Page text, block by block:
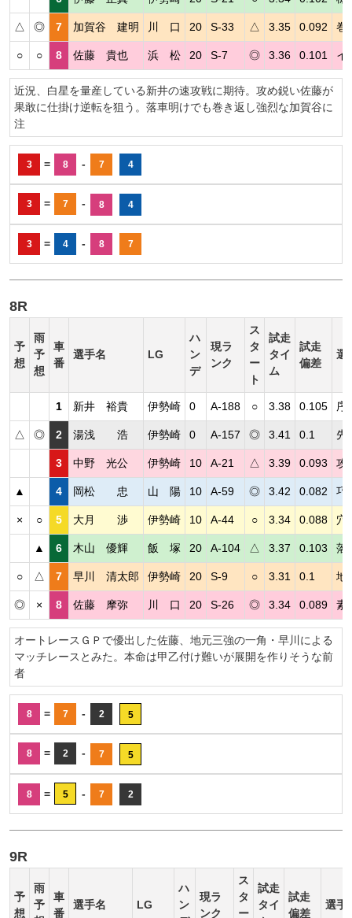
△ ◎ 7 加賀谷 建明 川 口 20 S-33 △ 3.35 0.092 巻
○ ○ 8 佐藤 貴也 浜 松 20 S-7 ◎ 3.36 0.101 イ
近況、白星を量産している新井の速攻戦に期待。攻め鋭い佐藤が
果敢に仕掛け逆転を狙う。落車明けでも巻き返し強烈な加賀谷に
注
3 = 8 - 7 4
3 = 7 - 8 4
3 = 4 - 8 7
8R
予
想
雨
予
想
車
番
選手名 LG
ハ
ン
デ
現ラ
ンク
ス
タ
ー
ト
試走
タイ
ム
試走
偏差
選
1 新井 裕貴 伊勢崎 0 A-188 ○ 3.38 0.105 序
△ ◎ 2 湯浅 浩 伊勢崎 0 A-157 ◎ 3.41 0.1 先
3 中野 光公 伊勢崎 10 A-21 △ 3.39 0.093 攻
▲ 4 岡松 忠 山 陽 10 A-59 ◎ 3.42 0.082 巧
× ○ 5 大月 渉 伊勢崎 10 A-44 ○ 3.34 0.088 穴
▲ 6 木山 優輝 飯 塚 20 A-104 △ 3.37 0.103 落
○ △ 7 早川 清太郎 伊勢崎 20 S-9 ○ 3.31 0.1 地
◎ × 8 佐藤 摩弥 川 口 20 S-26 ◎ 3.34 0.089 素
オートレースＧＰで優出した佐藤、地元三強の一角・早川による
マッチレースとみた。本命は甲乙付け難いが展開を作りそうな前
者
8 = 7 - 2 5
8 = 2 - 7 5
8 = 5 - 7 2
9R
予
想
雨
予
車
番
選手名 LG
ハ
ン
現ラ
ンク
ス
タ
ー
試走
タイ
試走
偏差
選手